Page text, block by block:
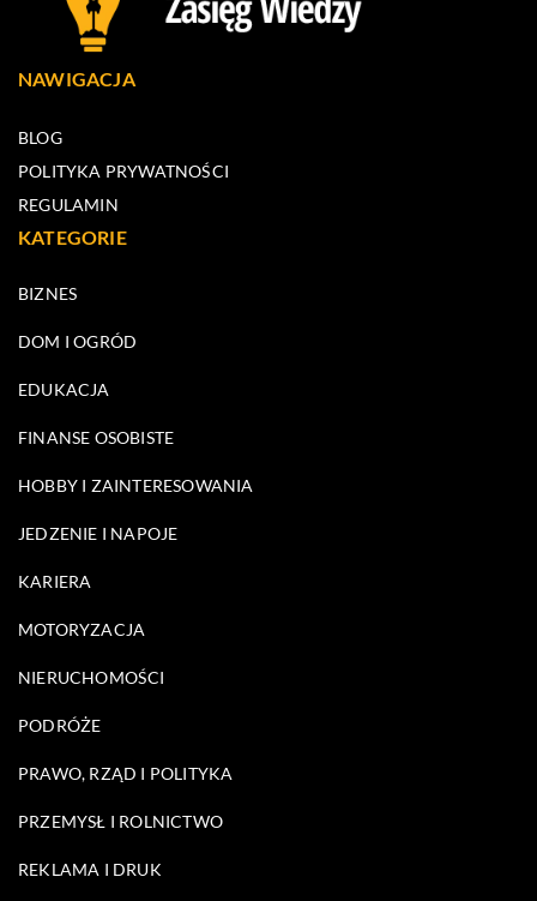
NAWIGACJA
BLOG
POLITYKA PRYWATNOŚCI
REGULAMIN
KATEGORIE
BIZNES
DOM I OGRÓD
EDUKACJA
FINANSE OSOBISTE
HOBBY I ZAINTERESOWANIA
JEDZENIE I NAPOJE
KARIERA
MOTORYZACJA
NIERUCHOMOŚCI
PODRÓŻE
PRAWO, RZĄD I POLITYKA
PRZEMYSŁ I ROLNICTWO
REKLAMA I DRUK